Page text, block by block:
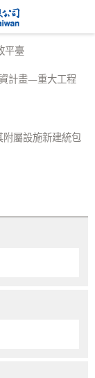
平臺
計畫—重大工程
屬設施新建統包